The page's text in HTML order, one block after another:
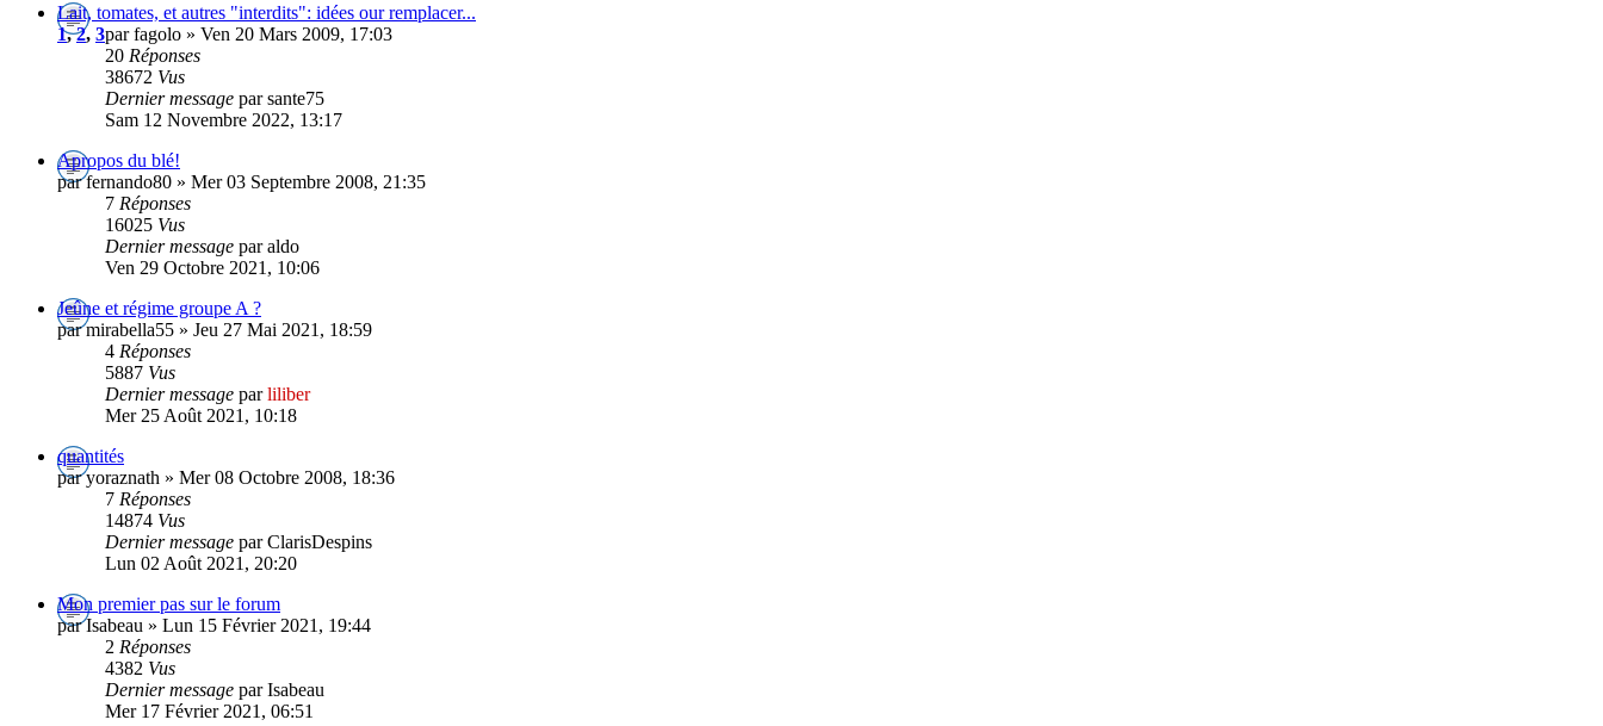
Lait, tomates, et autres "interdits": idées our remplacer...
1,2, 3par fagolo » Ven 20 Mars 2009, 17:03
20 Réponses
38672 Vus
Dernier message par sante75
Sam 12 Novembre 2022, 13:17
Apropos du blé!
par fernando80 » Mer 03 Septembre 2008, 21:35
7 Réponses
16025 Vus
Dernier message par aldo
Ven 29 Octobre 2021, 10:06
Jeûne et régime groupe A ?
par mirabella55 » Jeu 27 Mai 2021, 18:59
4 Réponses
5887 Vus
Dernier message parliliber
Mer 25 Août 2021, 10:18
quantités
par yoraznath » Mer 08 Octobre 2008, 18:36
7 Réponses
14874 Vus
Dernier message par ClarisDespins
Lun 02 Août 2021, 20:20
Mon premier pas sur le forum
par Isabeau » Lun 15 Février 2021, 19:44
2 Réponses
4382 Vus
Dernier message par Isabeau
Mer 17 Février 2021, 06:51